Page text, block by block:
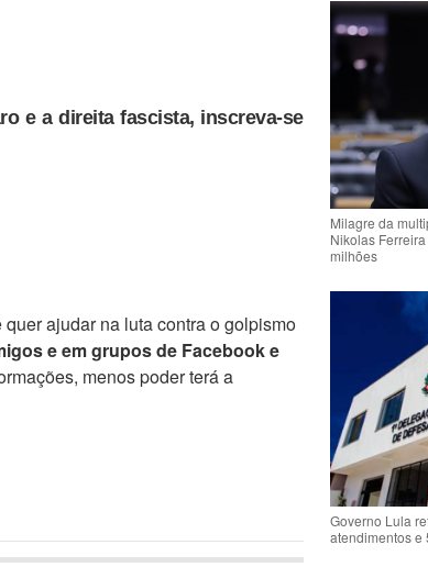
e a direita fascista, inscreva-se
ajudar na luta contra o golpismo
e em grupos de Facebook e
menos poder terá a
Milagre da
Nikolas
milhões
Governo Lula
atendimentos e